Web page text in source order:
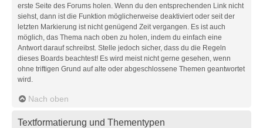
erste Seite des Forums holen. Wenn du den entsprechenden Link nicht
siehst, dann ist die Funktion möglicherweise deaktiviert oder seit der
letzten Markierung ist nicht genügend Zeit vergangen. Es ist auch
möglich, das Thema nach oben zu holen, indem du einfach eine
Antwort darauf schreibst. Stelle jedoch sicher, dass du die Regeln
dieses Boards beachtest! Es wird meist nicht gerne gesehen, wenn
ohne triftigen Grund auf alte oder abgeschlossene Themen geantwortet
wird.
Nach oben
Textformatierung und Thementypen